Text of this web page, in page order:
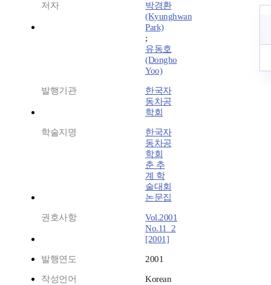
저자
박경환
(Kyunghwan
Park)
;
유동호
(Dongho
Yoo)
발행기관
한국자
동차공
학회
학술지명
한국자
동차공
학회
춘 추
계 학
술대회
논문집
권호사항
Vol.2001
No.11_2
[2001]
발행연도 2001
작성언어 Korean